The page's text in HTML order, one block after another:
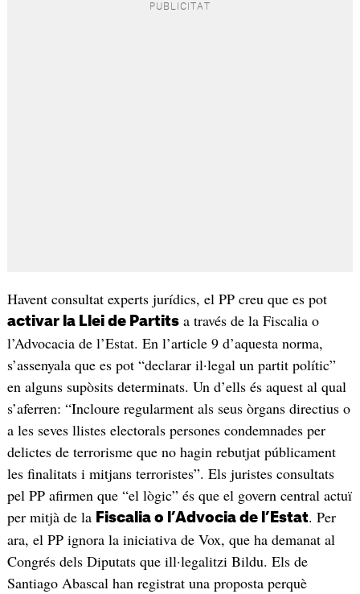
Havent consultat experts jurídics, el PP creu que es pot
activar la Llei de Partitsa través de la Fiscalia o
l’Advocacia de l’Estat. En l’article 9 d’aquesta norma,
s’assenyala que es pot “declarar il·legal un partit polític”
en alguns supòsits determinats. Un d’ells és aquest al qual
s’aferren: “Incloure regularment als seus òrgans directius o
a les seves llistes electorals persones condemnades per
delictes de terrorisme que no hagin rebutjat públicament
les finalitats i mitjans terroristes”. Els juristes consultats
pel PP afirmen que “el lògic” és que el govern central actuï
per mitjà de la Fiscalia o l’Advocia de l’Estat. Per
ara, el PP ignora la iniciativa de Vox, que ha demanat al
Congrés dels Diputats que ill·legalitzi Bildu. Els de
Santiago Abascal han registrat una proposta perquè